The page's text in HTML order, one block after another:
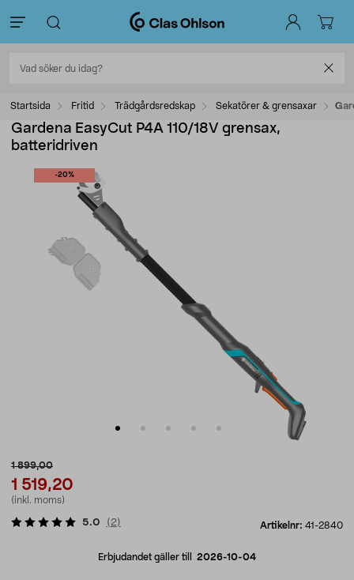
Startsida Fritid Trädgårdsredskap Sekatörer & grensaxar
Gardena EasyCut P4A 110/18V grensax,
batteridriven
-20%
1 899,00
1 519,20
(inkl. moms)
Artikelnr: 41-2840
5.0 ( 2)
Erbjudandet gäller till 2026-10-04